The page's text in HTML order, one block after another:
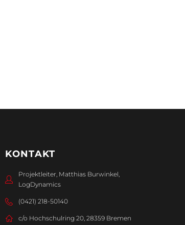
KONTAKT
Projektleiter, Matthias Burwinkel,
LogDynamics
(0421) 218-50140
c/o Hochschulring 20, 28359 Bremen